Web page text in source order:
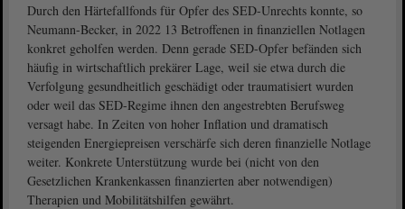
Durch den Härtefallfonds für Opfer des SED-Unrechts konnte, so
Neumann-Becker, in 2022 13 Betroffenen in finanziellen Notlagen
konkret geholfen werden. Denn gerade SED-Opfer befänden sich
häufig in wirtschaftlich prekärer Lage, weil sie etwa durch die
Verfolgung gesundheitlich geschädigt oder traumatisiert wurden
oder weil das SED-Regime ihnen den angestrebten Berufsweg
versagt habe. In Zeiten von hoher Inflation und dramatisch
steigenden Energiepreisen verschärfe sich deren finanzielle Notlage
weiter. Konkrete Unterstützung wurde bei (nicht von den
Gesetzlichen Krankenkassen finanzierten aber notwendigen)
Therapien und Mobilitätshilfen gewährt.